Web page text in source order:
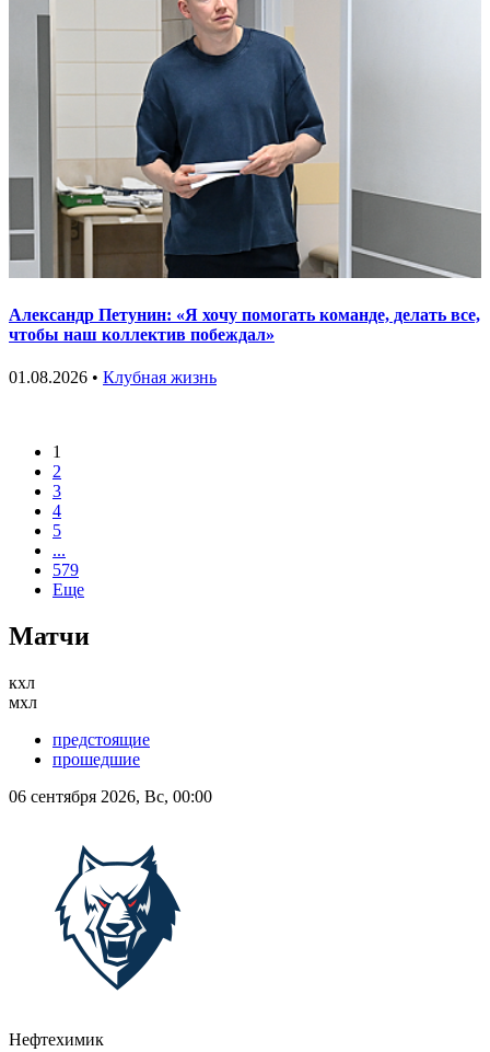
Александр Петунин: «Я хочу помогать команде, делать все,
чтобы наш коллектив побеждал»
01.08.2026 • Клубная жизнь
1
2
3
4
5
...
579
Еще
Матчи
кхл
мхл
предстоящие
прошедшие
06 сентября 2026, Вс, 00:00
Нефтехимик